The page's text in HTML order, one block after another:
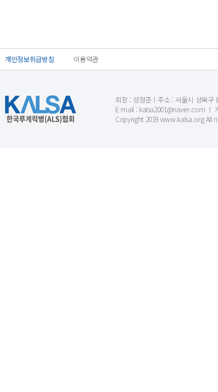
개인정보취급방침 이용약관
회장 : 성정준ㅣ주소 : 서울시 성북구
E-mail : kalsa2001@naver.com ㅣ
Copyright 2019 www.kalsa.org All